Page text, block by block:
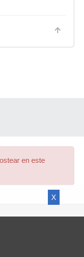
en este
X